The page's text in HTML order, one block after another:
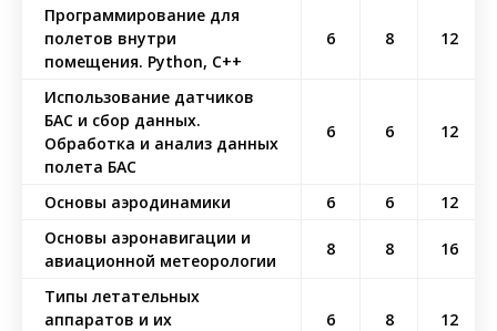
Программирование для
полетов внутри
помещения. Python, С++
6 8 12
Использование датчиков
БАС и сбор данных.
Обработка и анализ данных
полета БАС
6 6 12
Основы аэродинамики 6 6
12
Основы аэронавигации и
авиационной метеорологии
8 8 16
Типы летательных
аппаратов и их
6 8 12